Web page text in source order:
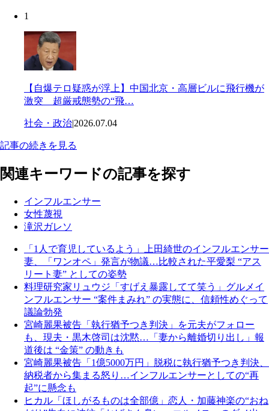
1
【自爆テロ疑惑が浮上】中国北京・高層ビルに飛行機が
激突 超厳戒態勢の“飛…
社会・政治|2026.07.04
記事の続きを見る
関連キーワードの記事を探す
インフルエンサー
女性蔑視
滝沢ガレソ
「1人で育児しているよう」上田綺世のインフルエンサー
妻、「ワンオペ」発言が物議…比較された平愛梨 “アス
リート妻” としての姿勢
料理研究家リュウジ「すげえ暴露してて笑う」グルメイ
ンフルエンサー “案件まみれ” の実態に、信頼性めぐって
議論勃発
宮崎麗果被告「執行猶予つき判決」を元夫がフォロー
も、現夫・黒木啓司は沈黙…「妻から離婚切り出し」報
道後は “金策” の動きも
宮崎麗果被告「1億5000万円」脱税に執行猶予つき判決、
納税者から集まる怒り…インフルエンサーとしての“再
起”に懸念も
ヒカル「ほしがるものは全部億」恋人・加藤神楽の“おね